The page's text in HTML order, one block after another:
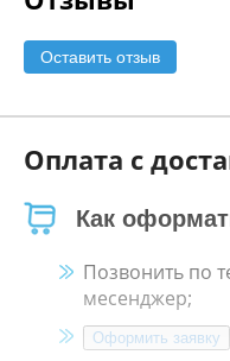
Оставить отзыв
Оплата с
Как
Позвонить по
месенджер;
Оформить заявку